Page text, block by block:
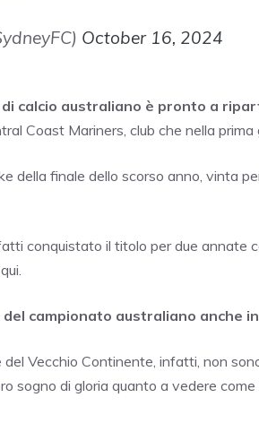
October 16, 2024
calcio australiano è pronto a
Coast Mariners, club che nella
della finale dello scorso anno, vinta
conquistato il titolo per due annate
campionato australiano anche
del Vecchio Continente, infatti, non
sogno di gloria quanto a vedere